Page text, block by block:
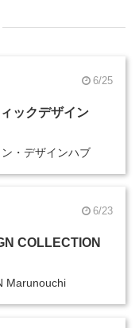
6/25
ックデザイン
・デザインハブ
6/23
COLLECTION
Marunouchi